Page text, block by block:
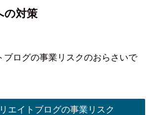
の対策
ブログの事業リスクのおらさいで
エイトブログの事業リスク